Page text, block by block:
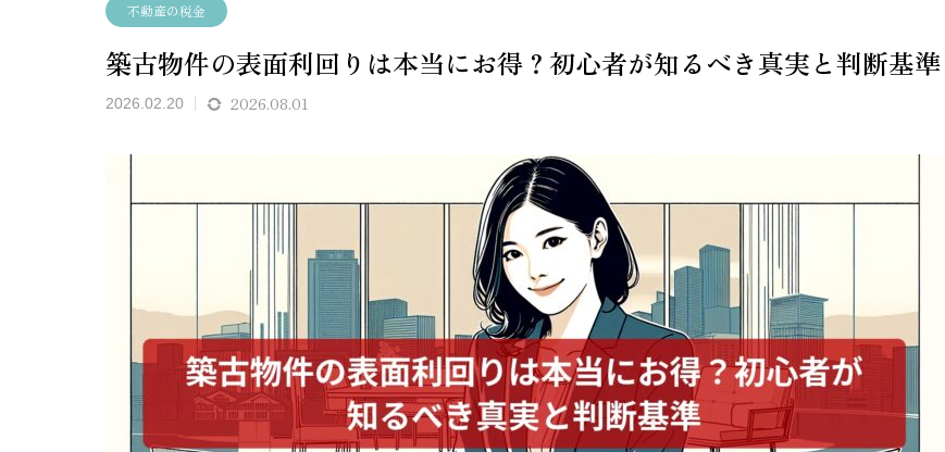
NEWS
お知らせ
ルで無料作成する方法と書き
不動産投資のキャッシュフロ
ー計算はエクセルテンプレー
トで無料で始めよう
ーションをエクセルで無料作
成する方法
不動産の税金
築古物件の表面利回りは本当にお得？初心者が知るべき真実と判断基準
2026.02.20 2026.08.01